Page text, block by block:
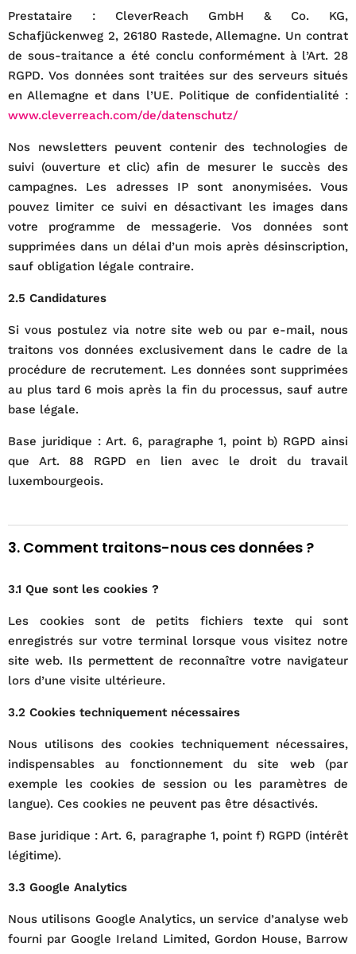
Prestataire : CleverReach GmbH & Co. KG,
Schafjückenweg 2, 26180 Rastede, Allemagne. Un contrat
de sous-traitance a été conclu conformément à l’Art. 28
RGPD. Vos données sont traitées sur des serveurs situés
en Allemagne et dans l’UE. Politique de confidentialité :
www.cleverreach.com/de/datenschutz/
Nos newsletters peuvent contenir des technologies de
suivi (ouverture et clic) afin de mesurer le succès des
campagnes. Les adresses IP sont anonymisées. Vous
pouvez limiter ce suivi en désactivant les images dans
votre programme de messagerie. Vos données sont
supprimées dans un délai d’un mois après désinscription,
sauf obligation légale contraire.
2.5 Candidatures
Si vous postulez via notre site web ou par e-mail, nous
traitons vos données exclusivement dans le cadre de la
procédure de recrutement. Les données sont supprimées
au plus tard 6 mois après la fin du processus, sauf autre
base légale.
Base juridique : Art. 6, paragraphe 1, point b) RGPD ainsi
que Art. 88 RGPD en lien avec le droit du travail
luxembourgeois.
3. Comment traitons-nous ces données ?
3.1 Que sont les cookies ?
Les cookies sont de petits fichiers texte qui sont
enregistrés sur votre terminal lorsque vous visitez notre
site web. Ils permettent de reconnaître votre navigateur
lors d’une visite ultérieure.
3.2 Cookies techniquement nécessaires
Nous utilisons des cookies techniquement nécessaires,
indispensables au fonctionnement du site web (par
exemple les cookies de session ou les paramètres de
langue). Ces cookies ne peuvent pas être désactivés.
Base juridique : Art. 6, paragraphe 1, point f) RGPD (intérêt
légitime).
3.3 Google Analytics
Nous utilisons Google Analytics, un service d’analyse web
fourni par Google Ireland Limited, Gordon House, Barrow